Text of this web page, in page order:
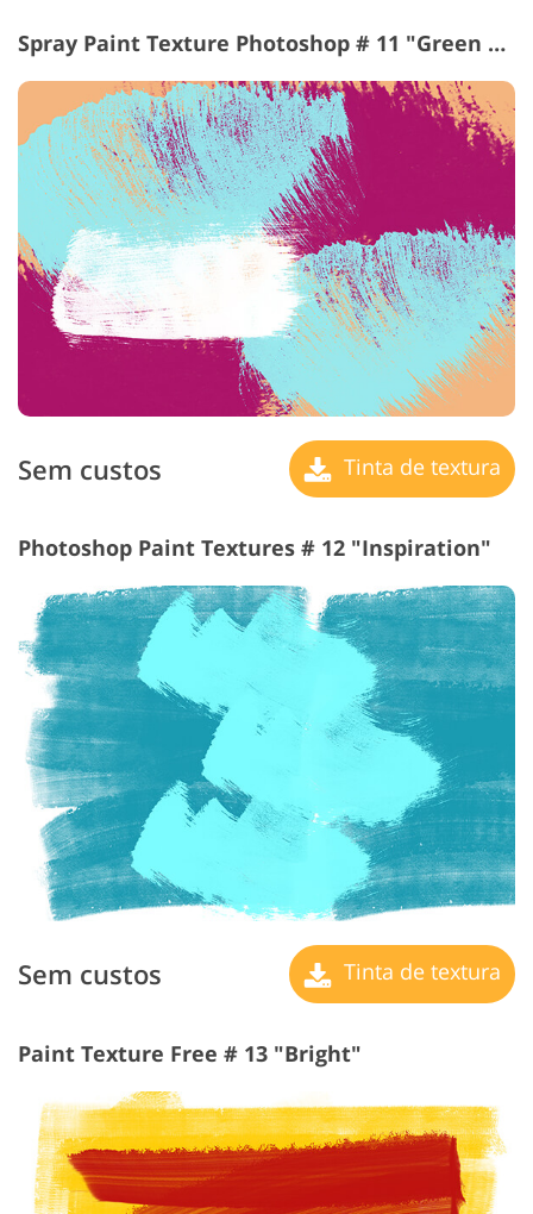
Spray Paint Texture Photoshop # 11 "Green Strokes"
Sem custos Tinta de textura
Photoshop Paint Textures # 12 "Inspiration"
Sem custos Tinta de textura
Paint Texture Free # 13 "Bright"